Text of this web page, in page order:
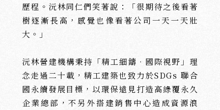
歷程。沅林同仁們笑著說：「很期待之後看著
樹逐漸長高，感覺也像看著公司一天一天壯
大。」
沅林營建機構秉持「精工細鑄•國際視野」理
念走過二十載，精工建築也致力於SDGs 聯合
國永續發展目標，以環保遠見打造高綠覆永久
企業總部，不另外搭建銷售中心造成資源浪